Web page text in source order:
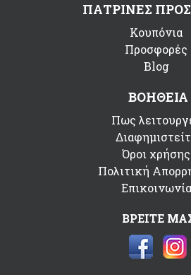
ΠΑΤΡΙΝΕΣ
Κουπόνια
Προσφορές
Blog
ΒΟΗΘΕΙΑ
Πως
Όροι χρήσης
Πολιτική
Επικοινωνία
ΒΡΕΙΤΕ